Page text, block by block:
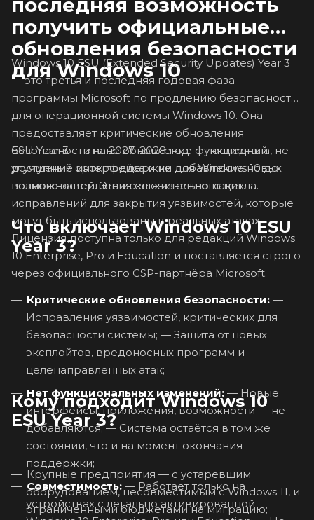
получить официальные
обновления безопасности
для Windows 10
Windows 10 ESU (Extended Security Updates) Year 3
— это третья и последняя годовая фаза
программы Microsoft по продлению безопасности
для операционной системы Windows 10. Она
предоставляет критические обновления
безопасности на 2027–2028 год — последний
доступный срок поддержки для Windows 10 до
полного завершения её жизненного цикла.
ESU Year 3 — это не обновление функционала, не
улучшение интерфейса и не добавление новых
возможностей. Это исключительно пакет
исправлений для закрытия уязвимостей, которые
могут быть использованы в реальных атаках.
Лицензия доступна только для редакций Windows
10 Enterprise, Pro и Education и поставляется строго
через официального CSP-партнёра Microsoft.
Что включает Windows 10 ESU
Year 3?
Критические обновления безопасности:
Исправления уязвимостей, критических для
безопасности системы; — Защита от новых
эксплойтов, вредоносных программ и
целенаправленных атак;
Нет функциональных изменений:
интерфейсы, приложения, возможности — не
добавляются; — Система остаётся в том же
состоянии, что и на момент окончания
поддержки;
Совместимость:
устройствах с легально активированной
Кому подходит Windows 10
ESU Year 3?
Крупные предприятия — с устаревшим
оборудованием, несовместимым с Windows 11, и
ограниченными бюджетами на миграцию;